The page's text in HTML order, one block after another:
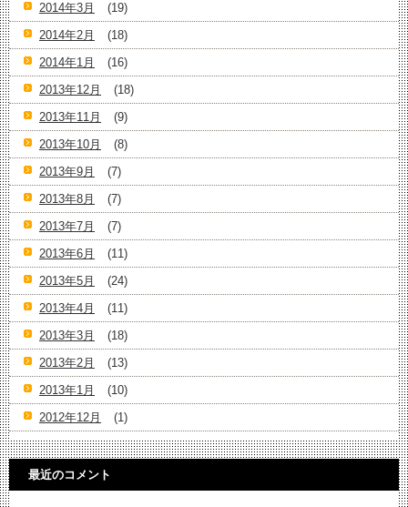
2014年3月
(19)
2014年2月
(18)
2014年1月
(16)
2013年12月
(18)
2013年11月
(9)
2013年10月
(8)
2013年9月
(7)
2013年8月
(7)
2013年7月
(7)
2013年6月
(11)
2013年5月
(24)
2013年4月
(11)
2013年3月
(18)
2013年2月
(13)
2013年1月
(10)
2012年12月
(1)
最近のコメント